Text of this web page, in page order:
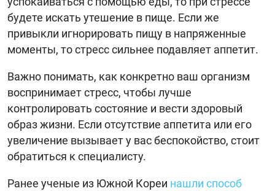
будете искать утешение в пище. Если же
привыкли игнорировать пищу в напряженные
моменты, то стресс сильнее подавляет аппетит.
Важно понимать, как конкретно ваш организм
воспринимает стресс, чтобы лучше
контролировать состояние и вести здоровый
образ жизни. Если отсутствие аппетита или его
увеличение вызывает у вас беспокойство, стоит
обратиться к специалисту.
Ранее ученые из Южной Кореи нашли способ